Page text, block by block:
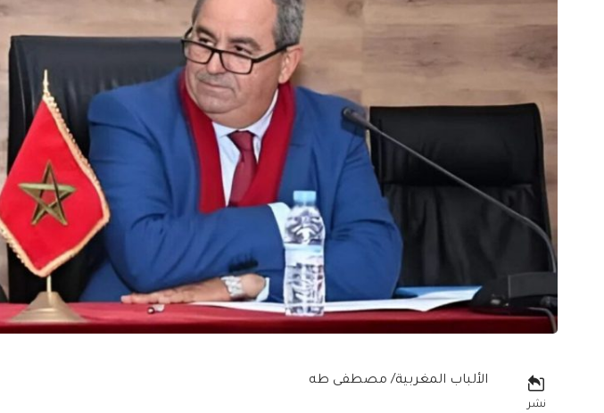
نشر
الألباب المغربية/ مصطفى طه